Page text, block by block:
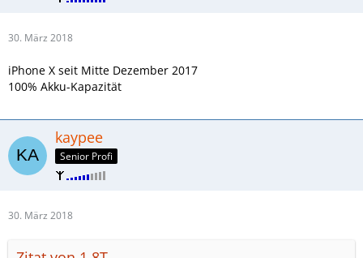
30. März 2018
iPhone X seit Mitte Dezember 2017
100% Akku-Kapazität
kaypee
Senior Profi
30. März 2018